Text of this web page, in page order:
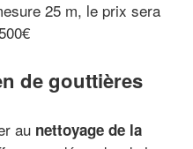
25 m, le prix sera
de gouttières
au nettoyage de la